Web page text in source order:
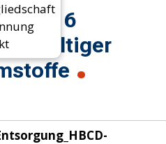
2016
haltiger